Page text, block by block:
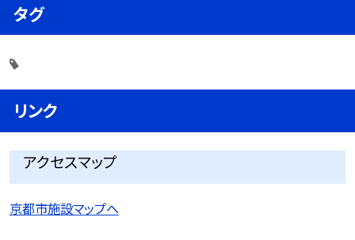
タグ
リンク
アクセスマップ
京都市施設マップへ